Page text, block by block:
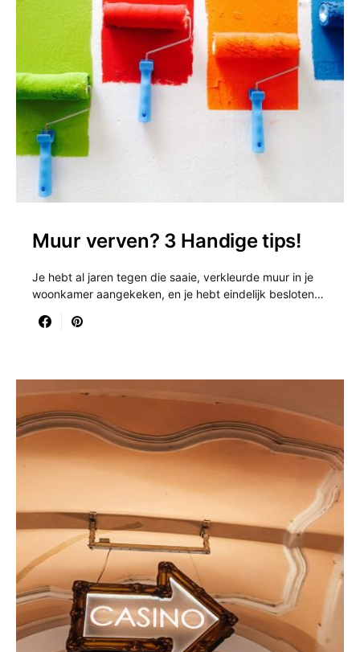
Muur verven? 3 Handige tips!
Je hebt al jaren tegen die saaie, verkleurde muur in je
woonkamer aangekeken, en je hebt eindelijk besloten…